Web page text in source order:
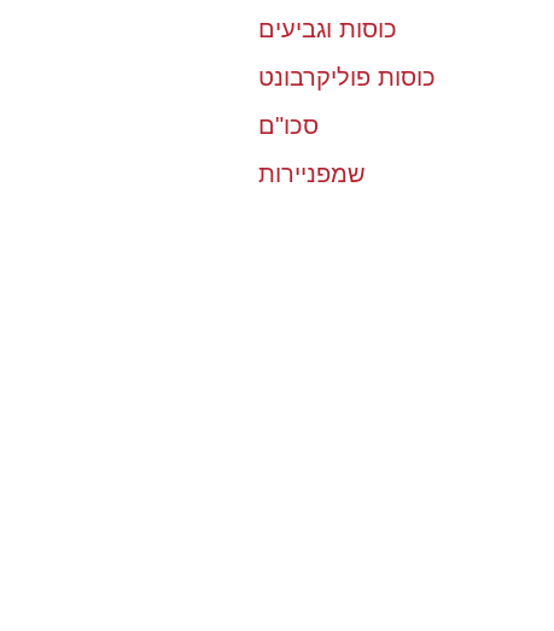
כוסות וגביעים
כוסות פוליקרבונט
סכו"ם
שמפניירות